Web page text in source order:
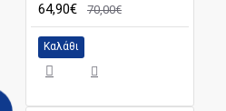
64,90€ 70,00€
Καλάθι